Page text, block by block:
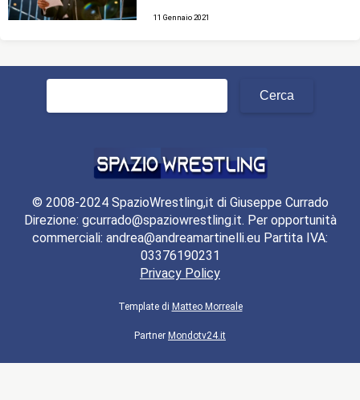
11 Gennaio 2021
Ricerca
© 2008-2024 SpazioWrestling,it di Giuseppe Currado
Direzione: gcurrado@spaziowrestling.it. Per opportunità
commerciali: andrea@andreamartinelli.eu Partita IVA:
03376190231
Privacy Policy
Template di Matteo Morreale
Partner Mondotv24.it